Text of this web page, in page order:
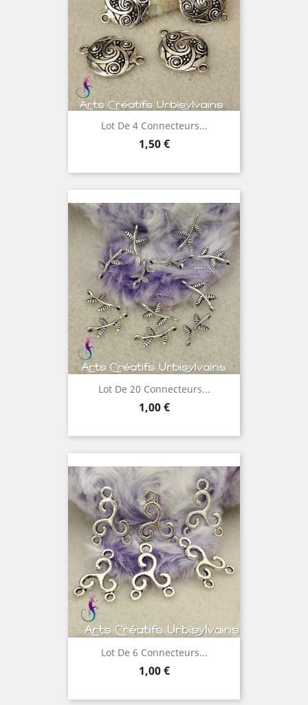
Lot De 4 Connecteurs...
Prix
1,50 €
Lot De 20 Connecteurs...
Prix
1,00 €
Lot De 6 Connecteurs...
Prix
1,00 €